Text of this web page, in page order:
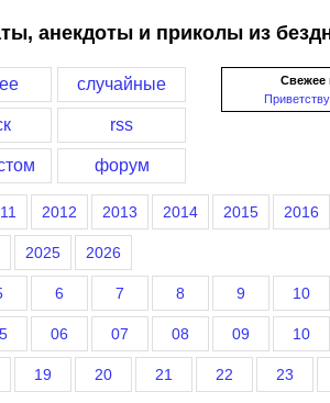
анекдоты и приколы из
Свежее
случайные
rss
форум
2012 2013 2014 2015 2016
2025 2026
6 7 8 9 10
06 07 08 09 10
19 20 21 22 23